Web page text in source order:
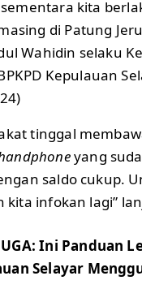
sementara kita
di Patung
Wahidin selaku
Kepulauan
tinggal
yang
saldo cukup.
kita infokan lagi”
Ini Panduan
Selayar